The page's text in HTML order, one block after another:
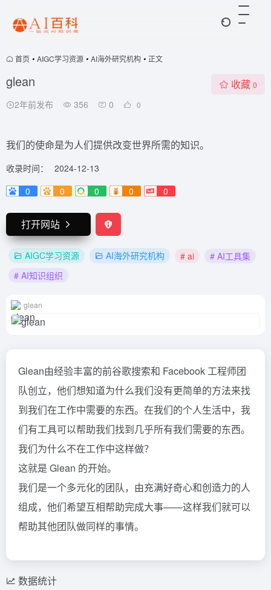
首页 • AIGC学习资源 • AI海外研究机构 • 正文
glean
2年前发布 356 0 0
收藏 0
我们的使命是为人们提供改变世界所需的知识。
收录时间：
2024-12-13
0
0 0 0 0
打开网站
AIGC学习资源 AI海外研究机构 # ai
# AI工具集
# AI知识组织
glean
Glean由经验丰富的前谷歌搜索和 Facebook 工程师团
队创立，他们想知道为什么我们没有更简单的方法来找
到我们在工作中需要的东西。在我们的个人生活中，我
们有工具可以帮助我们找到几乎所有我们需要的东西。
我们为什么不在工作中这样做？
这就是 Glean 的开始。
‍我们是一个多元化的团队，由充满好奇心和创造力的人
组成，他们希望互相帮助完成大事——这样我们就可以
帮助其他团队做同样的事情。
数据统计